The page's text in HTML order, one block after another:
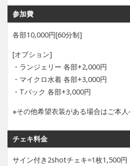
参加費
各部10,000円[60分制]
[オプション]
・ランジェリー 各部+2,000円
・マイクロ水着 各部+3,000円
・Tバック 各部+3,000円
※その他希望衣装がある場合はご本
チェキ料金
サイン付き2shotチェキ=1枚1,500円